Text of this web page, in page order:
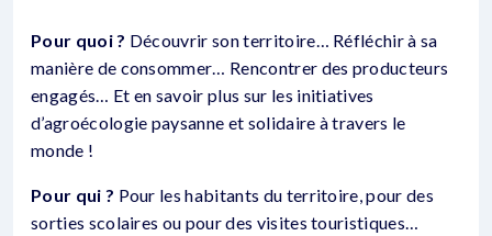
Pour quoi ? Découvrir son territoire… Réfléchir à sa
manière de consommer… Rencontrer des producteurs
engagés… Et en savoir plus sur les initiatives
d’agroécologie paysanne et solidaire à travers le
monde !
Pour qui ? Pour les habitants du territoire, pour des
sorties scolaires ou pour des visites touristiques…